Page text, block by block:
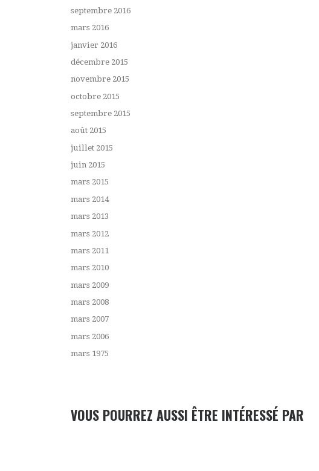
VOUS POURREZ AUSSI ÊTRE INTÉRESSÉ PAR
septembre 2016
mars 2016
janvier 2016
décembre 2015
novembre 2015
octobre 2015
septembre 2015
août 2015
juillet 2015
juin 2015
mars 2015
mars 2014
mars 2013
mars 2012
mars 2011
mars 2010
mars 2009
mars 2008
mars 2007
mars 2006
mars 1975